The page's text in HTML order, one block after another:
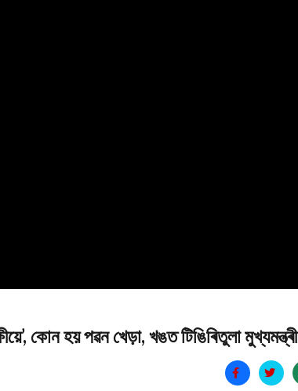
কোন হয় পৱন খেড়া, খঙত টিঙিৰিতুলা মুখ্যমন্ত্ৰী